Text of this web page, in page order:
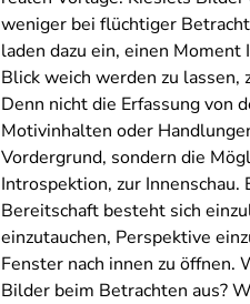
weniger bei flüchtiger
laden dazu ein, einen Moment
Blick weich werden zu lassen,
Denn nicht die Erfassung von
Motivinhalten oder
Vordergrund, sondern die
Introspektion, zur Innenschau.
Bereitschaft besteht sich
einzutauchen, Perspektive
Fenster nach innen zu öffnen.
Bilder beim Betrachten aus?